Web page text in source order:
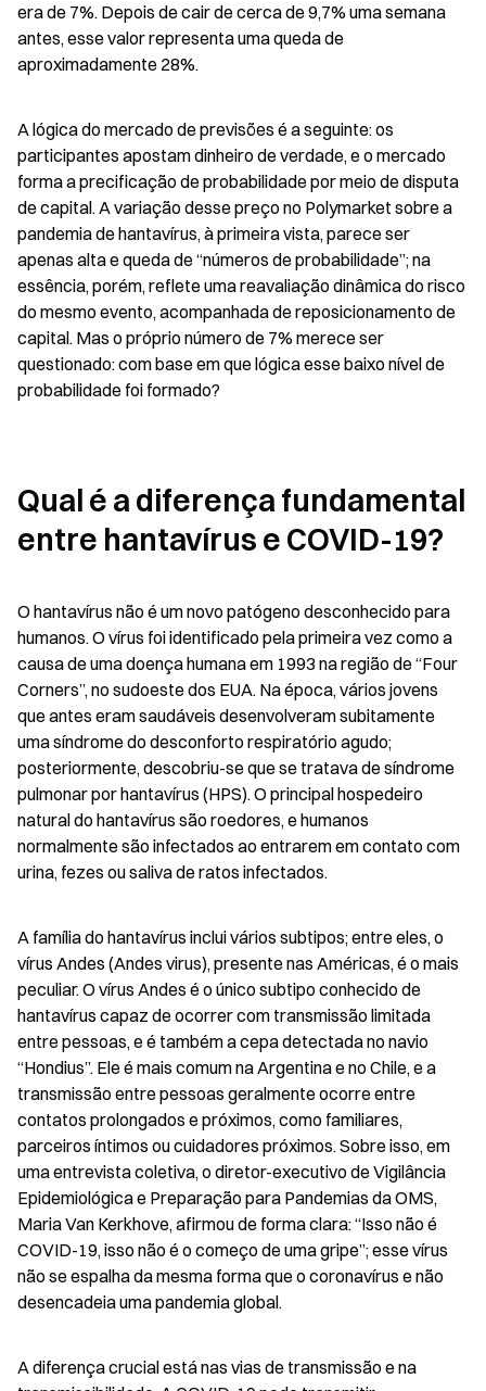
era de 7%. Depois de cair de cerca de 9,7% uma semana
antes, esse valor representa uma queda de
aproximadamente 28%.
A lógica do mercado de previsões é a seguinte: os
participantes apostam dinheiro de verdade, e o mercado
forma a precificação de probabilidade por meio de disputa
de capital. A variação desse preço no Polymarket sobre a
pandemia de hantavírus, à primeira vista, parece ser
apenas alta e queda de “números de probabilidade”; na
essência, porém, reflete uma reavaliação dinâmica do risco
do mesmo evento, acompanhada de reposicionamento de
capital. Mas o próprio número de 7% merece ser
questionado: com base em que lógica esse baixo nível de
probabilidade foi formado?
Qual é a diferença fundamental
entre hantavírus e COVID-19?
O hantavírus não é um novo patógeno desconhecido para
humanos. O vírus foi identificado pela primeira vez como a
causa de uma doença humana em 1993 na região de “Four
Corners”, no sudoeste dos EUA. Na época, vários jovens
que antes eram saudáveis desenvolveram subitamente
uma síndrome do desconforto respiratório agudo;
posteriormente, descobriu-se que se tratava de síndrome
pulmonar por hantavírus (HPS). O principal hospedeiro
natural do hantavírus são roedores, e humanos
normalmente são infectados ao entrarem em contato com
urina, fezes ou saliva de ratos infectados.
A família do hantavírus inclui vários subtipos; entre eles, o
vírus Andes (Andes virus), presente nas Américas, é o mais
peculiar. O vírus Andes é o único subtipo conhecido de
hantavírus capaz de ocorrer com transmissão limitada
entre pessoas, e é também a cepa detectada no navio
“Hondius”. Ele é mais comum na Argentina e no Chile, e a
transmissão entre pessoas geralmente ocorre entre
contatos prolongados e próximos, como familiares,
parceiros íntimos ou cuidadores próximos. Sobre isso, em
uma entrevista coletiva, o diretor-executivo de Vigilância
Epidemiológica e Preparação para Pandemias da OMS,
Maria Van Kerkhove, afirmou de forma clara: “Isso não é
COVID-19, isso não é o começo de uma gripe”; esse vírus
não se espalha da mesma forma que o coronavírus e não
desencadeia uma pandemia global.
A diferença crucial está nas vias de transmissão e na